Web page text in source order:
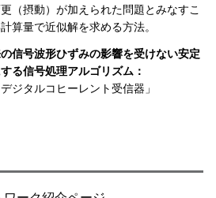
（摂動）が加えられた問題とみなすこ
算量で近似解を求める方法。
信号波形ひずみの影響を受けない安定
る信号処理アルゴリズム：
ジタルコヒーレント受信器」